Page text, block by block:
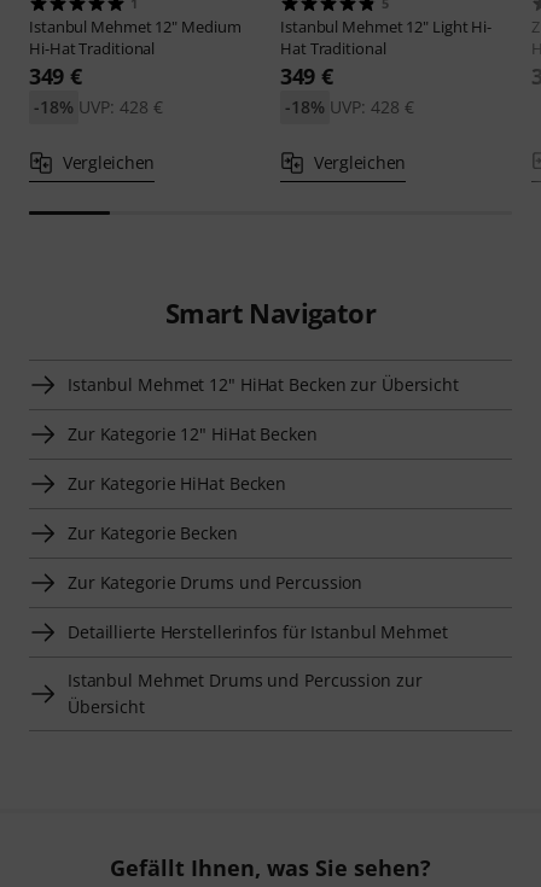
Istanbul Mehmet 12" Medium
Hi-Hat Traditional
349 €
UVP: 428 €
-18%
Vergleichen
Istanbul Mehmet 12" Light Hi-
Hat Traditional
349 €
UVP: 428 €
-18%
Vergleichen
Smart Navigator
Istanbul Mehmet 12" HiHat Becken zur Übersicht
Zur Kategorie 12" HiHat Becken
Zur Kategorie HiHat Becken
Zur Kategorie Becken
Zur Kategorie Drums und Percussion
Detaillierte Herstellerinfos für Istanbul Mehmet
Istanbul Mehmet Drums und Percussion zur
Übersicht
Gefällt Ihnen, was Sie sehen?